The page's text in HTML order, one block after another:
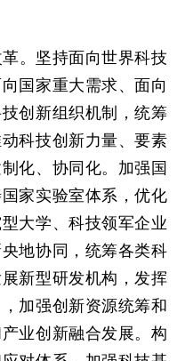
。坚持面向世界科技
国家重大需求、面向
创新组织机制，统筹
科技创新力量、要素
化、协同化。加强国
家实验室体系，优化
大学、科技领军企业
地协同，统筹各类科
新型研发机构，发挥
加强创新资源统筹和
业创新融合发展。构